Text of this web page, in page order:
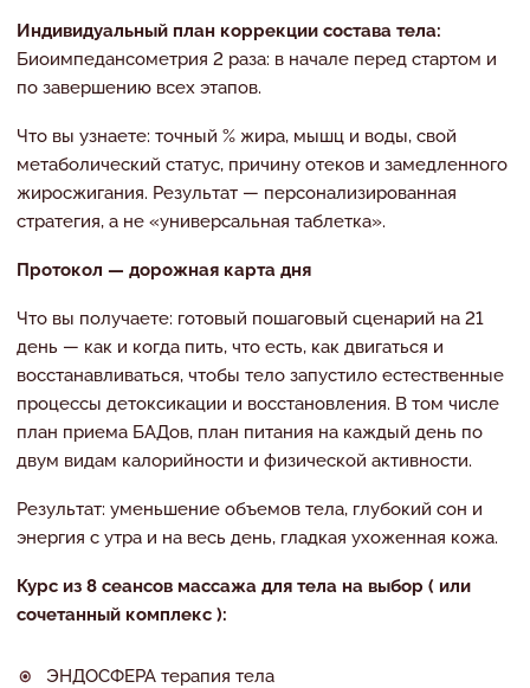
Индивидуальный план коррекции состава тела:
Биоимпедансометрия 2 раза: в начале перед стартом и
по завершению всех этапов.
Что вы узнаете: точный % жира, мышц и воды, свой
метаболический статус, причину отеков и замедленного
жиросжигания. Результат — персонализированная
стратегия, а не «универсальная таблетка».
Протокол — дорожная карта дня
Что вы получаете: готовый пошаговый сценарий на 21
день — как и когда пить, что есть, как двигаться и
восстанавливаться, чтобы тело запустило естественные
процессы детоксикации и восстановления. В том числе
план приема БАДов, план питания на каждый день по
двум видам калорийности и физической активности.
Результат: уменьшение объемов тела, глубокий сон и
энергия с утра и на весь день, гладкая ухоженная кожа.
Курс из 8 сеансов массажа для тела на выбор ( или
сочетанный комплекс ):
ЭНДОСФЕРА терапия тела